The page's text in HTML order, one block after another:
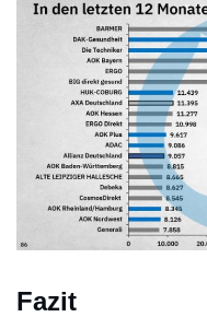
Fazit